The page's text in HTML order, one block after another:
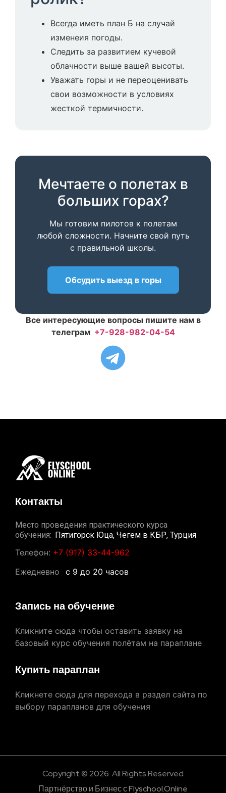
Всегда иметь план Б на случай
изменеия погоды.
Следить за развитием кучевой
облачности выше вашей высоты.
Уважать горы и не переоценивать
свои возможности в условиях
жесткой термичности.
Мечтаете о полетах в
больших горах?
Мы готовим пилотов к полетам
любой сложности. Начните свой путь
с правильной школы.
Обсудить выезд в горы
Все интересующие вопросы пишите нам в
телеграм +7-928-982-04-54
Контакты
Место проведения практического курса
обучения: Пятигорск Юца, Чегем в КБР, Турция
Телефон: +7 (917) 33-44-962
Ежедневно
с 9 до 20 часов
Запись на обучение
Кликните сюда чтобы оставить заявку на
базовый курс обучения полётам на параплане
Купить параплан
Кликнете сюда для перехода в раздел сайта по
выбору парапланов для обучения
Copyright © 2026. All Rights Reserved
Партнёрство и Бизнес с Flyschool.Online